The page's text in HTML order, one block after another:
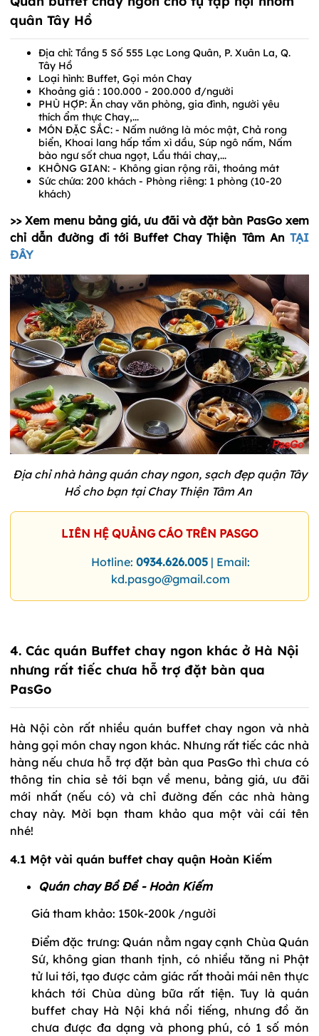
quân Tây Hồ
Địa chỉ: Tầng 5 Số 555 Lạc Long Quân, P. Xuân La, Q.
Tây Hồ
Loại hình: Buffet, Gọi món Chay
Khoảng giá : 100.000 - 200.000 đ/người
PHÙ HỢP: Ăn chay văn phòng, gia đình, người yêu
thích ẩm thực Chay,...
MÓN ĐẶC SẮC: - Nấm nướng là móc mật, Chả rong
biển, Khoai lang hấp tẩm xì dầu, Súp ngô nấm, Nấm
bào ngư sốt chua ngọt, Lẩu thái chay,...
KHÔNG GIAN: - Không gian rộng rãi, thoáng mát
Sức chứa: 200 khách - Phòng riêng: 1 phòng (10-20
khách)
>> Xem menu bảng giá, ưu đãi và đặt bàn PasGo xem
chỉ dẫn đường đi tới Buffet Chay Thiện Tâm An TẠI
ĐÂY
Địa chỉ nhà hàng quán chay ngon, sạch đẹp quận Tây
Hồ cho bạn tại Chay Thiện Tâm An
LIÊN HỆ QUẢNG CÁO TRÊN PASGO
Hotline: 0934.626.005| Email:
kd.pasgo@gmail.com
4. Các quán Buffet chay ngon khác ở Hà Nội
nhưng rất tiếc chưa hỗ trợ đặt bàn qua
PasGo
Hà Nội còn rất nhiều quán buffet chay ngon và nhà
hàng gọi món chay ngon khác. Nhưng rất tiếc các nhà
hàng nếu chưa hỗ trợ đặt bàn qua PasGo thì chưa có
thông tin chia sẻ tới bạn về menu, bảng giá, ưu đãi
mới nhất (nếu có) và chỉ đường đến các nhà hàng
chay này. Mời bạn tham khảo qua một vài cái tên
nhé!
4.1 Một vài quán buffet chay quận Hoàn Kiếm
Quán chay Bồ Đề - Hoàn Kiếm
Giá tham khảo: 150k-200k /người
Điểm đặc trưng: Quán nằm ngay cạnh Chùa Quán
Sứ, không gian thanh tịnh, có nhiều tăng ni Phật
tử lui tới, tạo được cảm giác rất thoải mái nên thực
khách tới Chùa dùng bữa rất tiện. Tuy là quán
buffet chay Hà Nội khá nổi tiếng, nhưng đồ ăn
chưa được đa dạng và phong phú, có 1 số món